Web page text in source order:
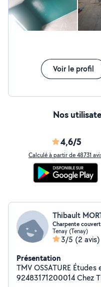
Voir le profil
Nos
4,6/5
Calculé à partir de 48731
Charpente
Tenay (Tenay)
3/5 (2 avis)
Présentation
TMV OSSATURE
92483171200014 Chez TMV OSSATURE, nous vous